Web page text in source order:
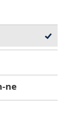
ne